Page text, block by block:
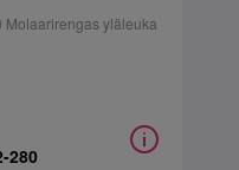
yläleuka
280